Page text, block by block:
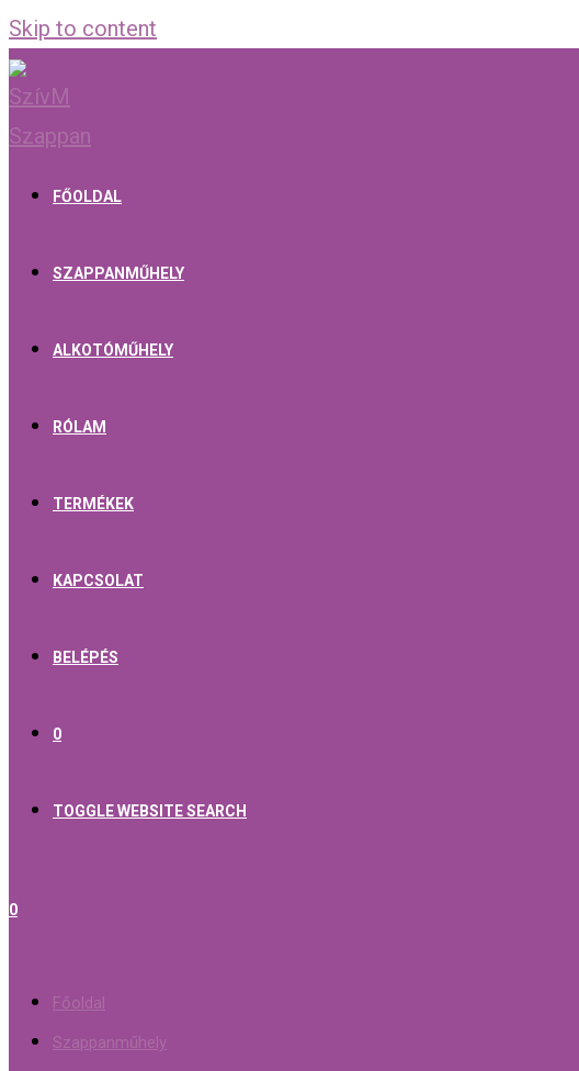
Skip to content
FŐOLDAL
SZAPPANMŰHELY
ALKOTÓMŰHELY
RÓLAM
TERMÉKEK
KAPCSOLAT
BELÉPÉS
0
TOGGLE WEBSITE SEARCH
0
Főoldal
Szappanműhely